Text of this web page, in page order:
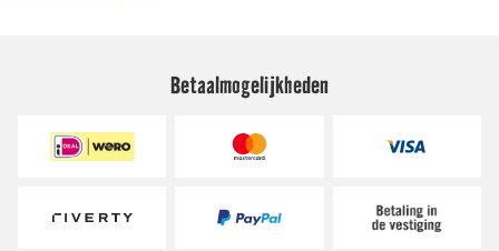
Betaalmogelijkheden